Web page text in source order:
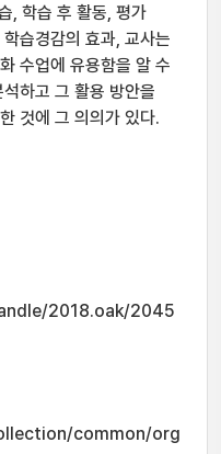
, 학습 후 활동, 평가
습경감의 효과, 교사는
수업에 유용함을 알 수
하고 그 활용 방안을
것에 그 의의가 있다.
2018.oak/2045
common/org